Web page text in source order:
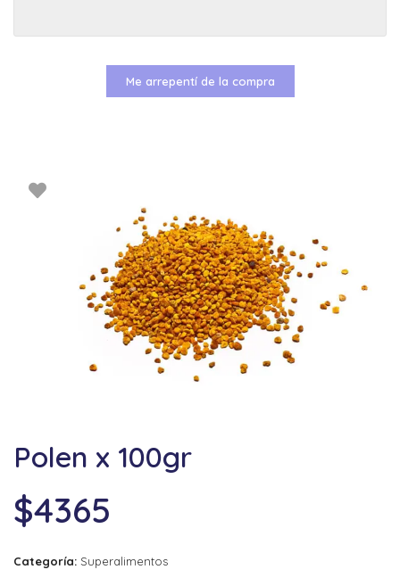
Polen x 100gr
$4365
Categoría: Superalimentos
Me arrepentí de la compra